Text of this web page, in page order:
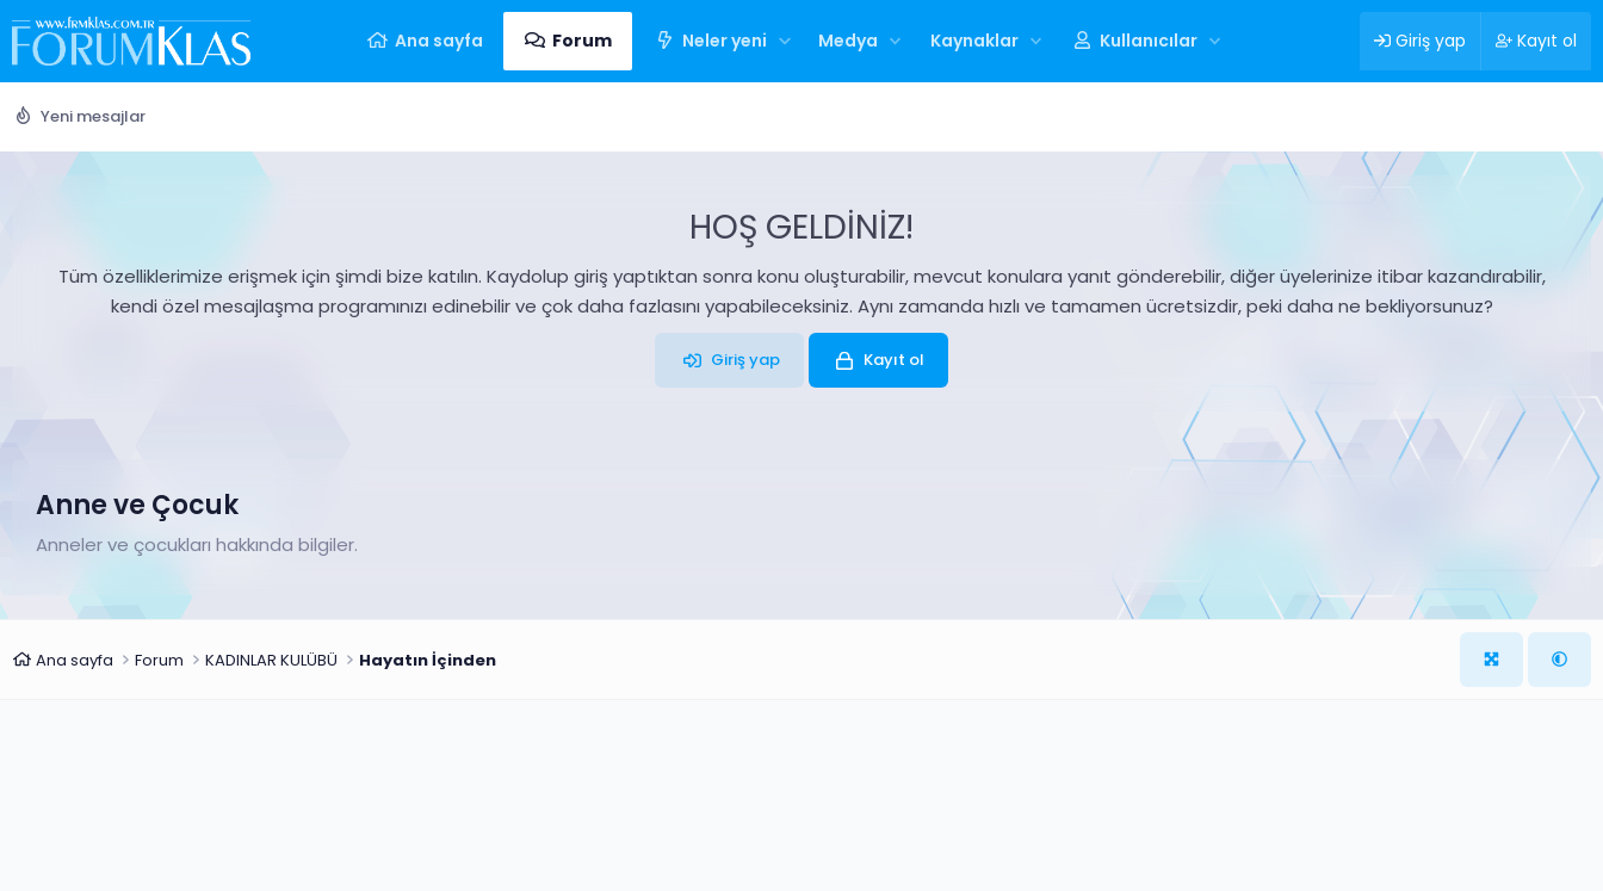
Ana sayfa Forum Neler yeni Medya Kaynaklar Kullanıcılar Giriş yap Kayıt ol
Yeni mesajlar
HOŞ GELDİNİZ!
Tüm özelliklerimize erişmek için şimdi bize katılın. Kaydolup giriş yaptıktan sonra konu oluşturabilir, mevcut konulara yanıt gönderebilir, diğer üyelerinize itibar kazandırabilir,
kendi özel mesajlaşma programınızı edinebilir ve çok daha fazlasını yapabileceksiniz. Aynı zamanda hızlı ve tamamen ücretsizdir, peki daha ne bekliyorsunuz?
Giriş yap Kayıt ol
Anne ve Çocuk
Anneler ve çocukları hakkında bilgiler.
Ana sayfa Forum KADINLAR KULÜBÜ Hayatın İçinden